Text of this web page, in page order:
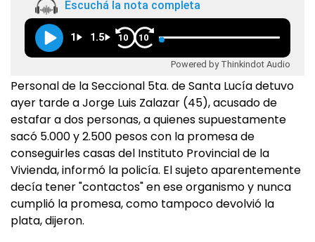
Escuchá la nota completa
1 1.5 10 10
Powered by Thinkindot Audio
Personal de la Seccional 5ta. de Santa Lucía detuvo
ayer tarde a Jorge Luis Zalazar (45), acusado de
estafar a dos personas, a quienes supuestamente
sacó 5.000 y 2.500 pesos con la promesa de
conseguirles casas del Instituto Provincial de la
Vivienda, informó la policía. El sujeto aparentemente
decía tener "contactos" en ese organismo y nunca
cumplió la promesa, como tampoco devolvió la
plata, dijeron.